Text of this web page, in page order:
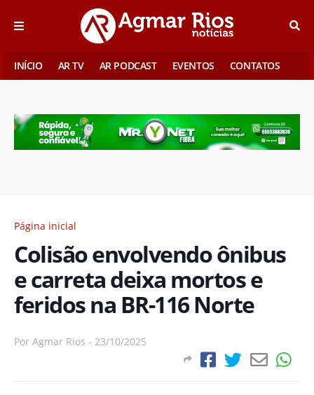
INÍCIO AR TV AR PODCAST EVENTOS CONTATOS
Página inicial
Colisão envolvendo ônibus
e carreta deixa mortos e
feridos na BR-116 Norte
Por Agmar Rios - 23/10/2025